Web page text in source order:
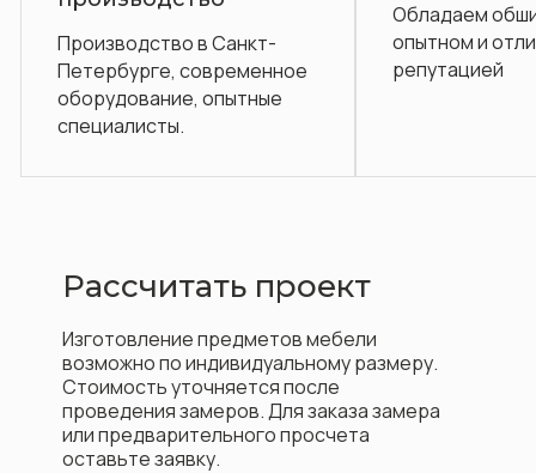
Обладаем обширным
опытном и отличной
репутацией
Рассчитать проект
Изготовление предметов мебели
возможно по индивидуальному размеру.
Стоимость уточняется после
проведения замеров. Для заказа замера
или предварительного просчета
оставьте заявку.